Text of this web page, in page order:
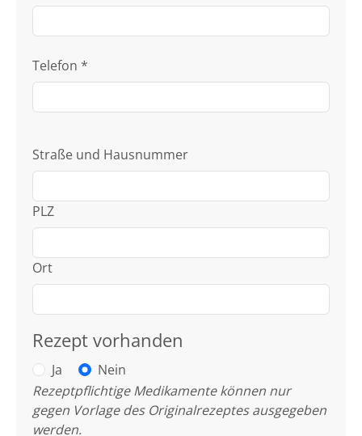
Telefon *
Straße und Hausnummer
PLZ
Ort
Rezept vorhanden
Ja
Nein
Rezeptpflichtige Medikamente können nur
gegen Vorlage des Originalrezeptes ausgegeben
werden.